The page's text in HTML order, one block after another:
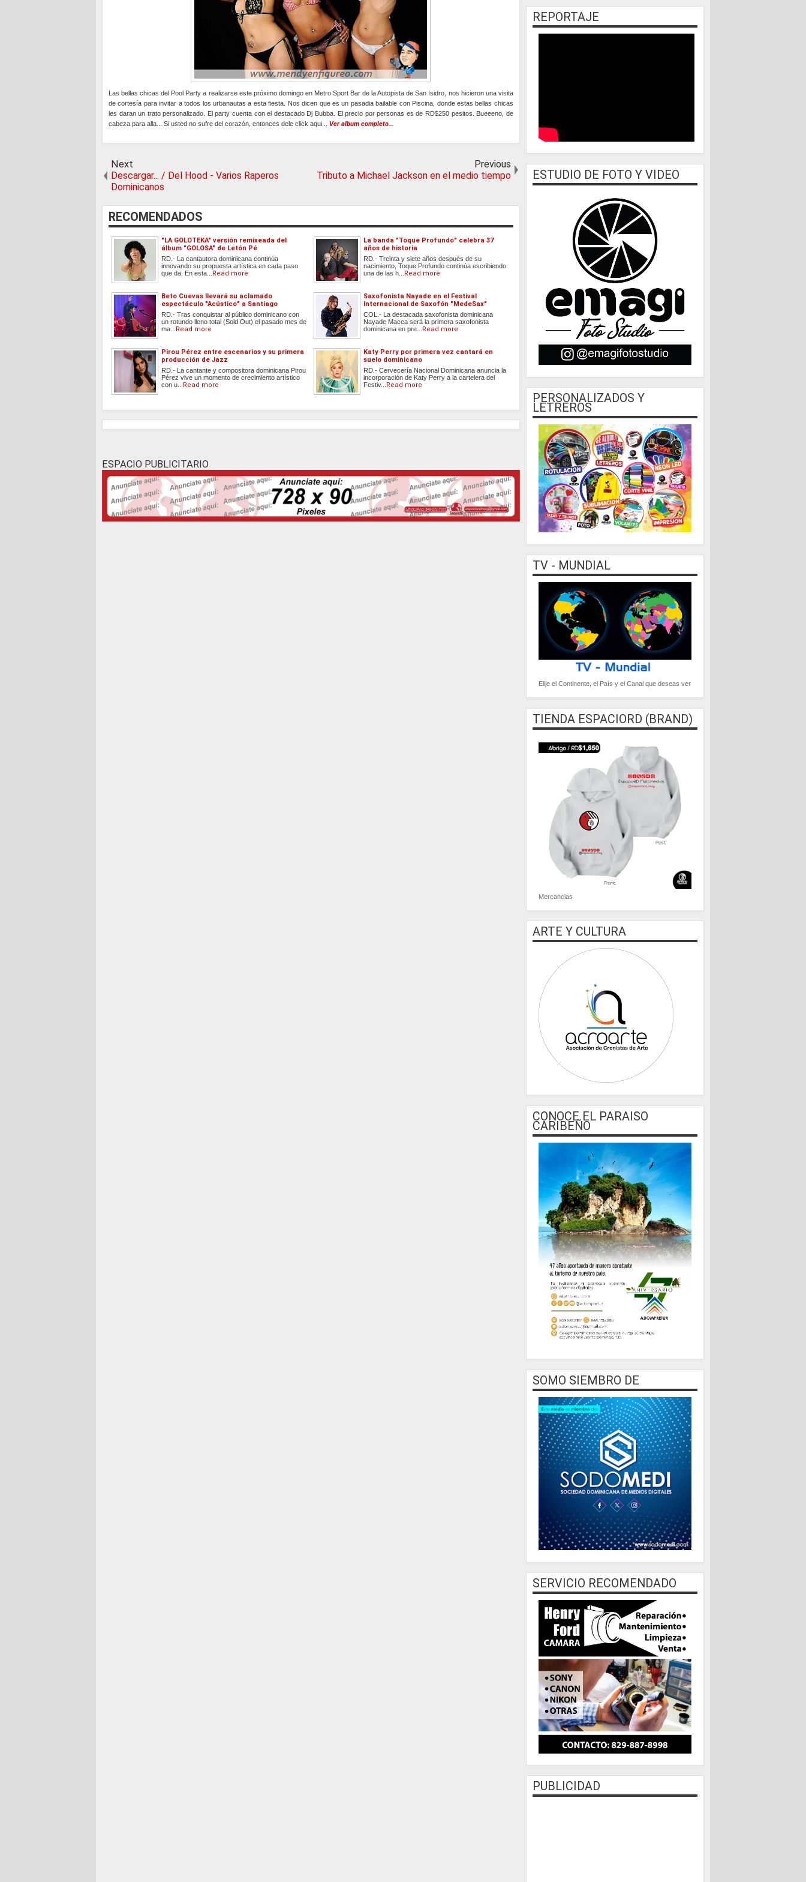
Las bellas chicas del Pool Party a realizarse este próximo domingo en Metro Sport Bar de la Autopista de San Isidro, nos hicieron una visita
de cortesía para invitar a todos los urbanautas a esta fiesta. Nos dicen que es un pasadia bailable con Piscina, donde estas bellas chicas
les daran un trato personalizado. El party cuenta con el destacado Dj Bubba. El precio por personas es de RD$250 pesitos. Bueeeno, de
cabeza para alla... Si usted no sufre del corazón, entonces dele click aqui... Ver album completo...
Next
Descargar... / Del Hood - Varios Raperos
Dominicanos
Previous
Tributo a Michael Jackson en el medio tiempo
RECOMENDADOS
"LA GOLOTEKA" versión remixeada del
álbum "GOLOSA" de Letón Pé
RD.- La cantautora dominicana continúa
innovando su propuesta artística en cada paso
que da. En esta...
Read more
La banda "Toque Profundo" celebra 37
años de historia
RD.- Treinta y siete años después de su
nacimiento, Toque Profundo continúa escribiendo
una de las h...
Read more
Beto Cuevas llevará su aclamado
espectáculo "Acústico" a Santiago
RD.- Tras conquistar al público dominicano con
un rotundo lleno total (Sold Out) el pasado mes de
ma...
Read more
Saxofonista Nayade en el Festival
Internacional de Saxofón "MedeSax"
COL.- La destacada saxofonista dominicana
Nayade Macea será la primera saxofonista
dominicana en pre...
Read more
Pirou Pérez entre escenarios y su primera
producción de Jazz
RD.- La cantante y compositora dominicana Pirou
Pérez vive un momento de crecimiento artístico
con u...
Read more
Katy Perry por primera vez cantará en
suelo dominicano
RD.- Cervecería Nacional Dominicana anuncia la
incorporación de Katy Perry a la cartelera del
Festiv...
Read more
ESPACIO PUBLICITARIO
REPORTAJE
ESTUDIO DE FOTO Y VIDEO
PERSONALIZADOS Y
LETREROS
TV - MUNDIAL
Elije el Continente, el País y el Canal que deseas ver
TIENDA ESPACIORD (BRAND)
Mercancias
ARTE Y CULTURA
CONOCE EL PARAISO
CARIBEÑO
SOMO SIEMBRO DE
SERVICIO RECOMENDADO
PUBLICIDAD